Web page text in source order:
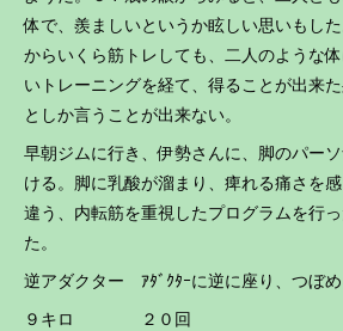
体で、羨ましいというか眩しい思いもし
からいくら筋トレしても、二人のような
いトレーニングを経て、得ることが出来
としか言うことが出来ない。
早朝ジムに行き、伊勢さんに、脚のパー
ける。脚に乳酸が溜まり、痺れる痛さを
違う、内転筋を重視したプログラムを行
た。
逆アダクター ｱﾀﾞｸﾀｰに逆に座り、つぼめ
９キロ ２０回